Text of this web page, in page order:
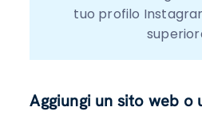
tuo profilo
Aggiungi un sito web o